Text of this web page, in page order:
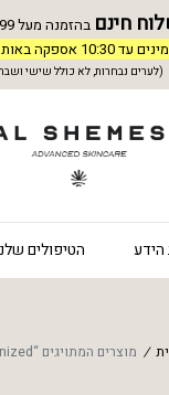
חינם בהזמנה מעל 199 ש״ח
10:30 אספקה באותו היום
(לערים נבחרות, לא כולל שישי
הידע הטיפולים
/ מוצרים המתויגים “Remicronized”